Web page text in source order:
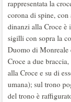
rappresentata la
corona di spine, con
dinanzi alla Croce è
sigilli con sopra la
Duomo di Monreale
Croce a due
alla Croce e su di
umana); sul trono
del trono è